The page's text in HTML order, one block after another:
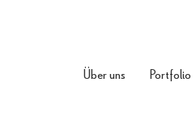
Über uns Portfolio